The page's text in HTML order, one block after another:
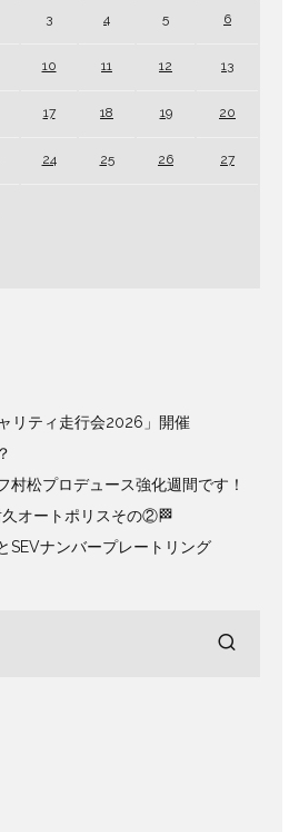
3 4 5 6
10 11 12 13
17 18 19 20
24 25 26 27
リティ走行会2026」開催
村松プロデュース強化週間です！
オートポリスその②🏁
SEVナンバープレートリング